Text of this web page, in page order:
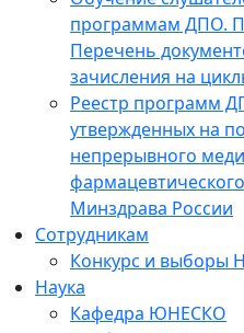
программам ДПО.
Перечень
зачисления на
Реестр программ
утвержденных на
непрерывного
Минздрава России
Сотрудникам
Конкурс и выборы
Наука
Кафедра ЮНЕСКО